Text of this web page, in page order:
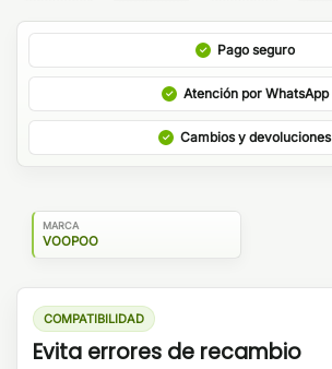
Pago seguro
Atención por WhatsApp
Cambios y devoluciones
MARCA
VOOPOO
COMPATIBILIDAD
Evita errores de recambio